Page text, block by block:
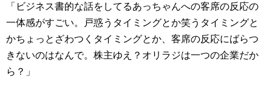
「ビジネス書的な話をしてるあっちゃんへの客席の反応の
一体感がすごい。戸惑うタイミングとか笑うタイミングと
かちょっとざわつくタイミングとか、客席の反応にばらつ
きないのはなんで。株主ゆえ？オリラジは一つの企業だか
ら？」